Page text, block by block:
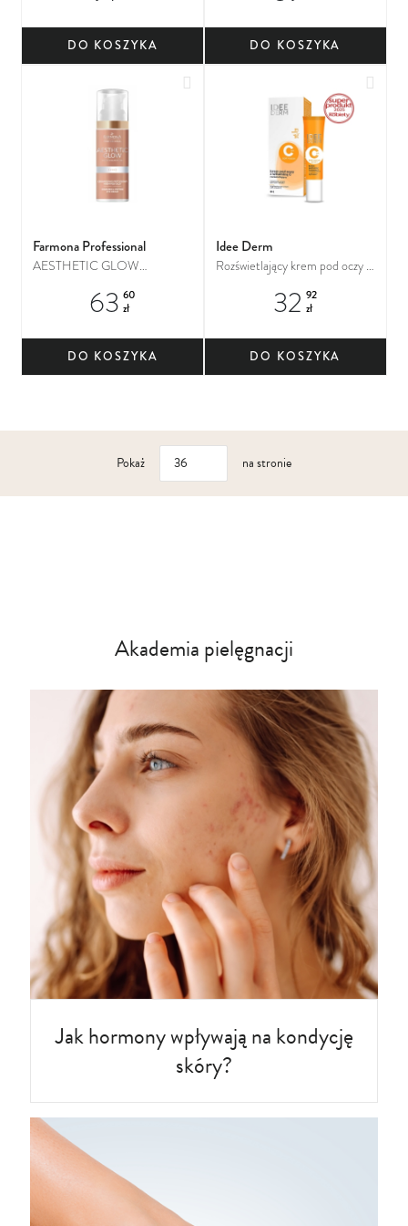
DO KOSZYKA DO KOSZYKA
Farmona Professional
AESTHETIC GLOW
63 60
zł
DO KOSZYKA
Idee Derm
Rozświetlający krem pod oczy z
cery, szczególnie tej
32 92
zł
DO KOSZYKA
Pokaż na stronie
Akademia pielęgnacji
Jak hormony wpływają na kondycję
skóry?